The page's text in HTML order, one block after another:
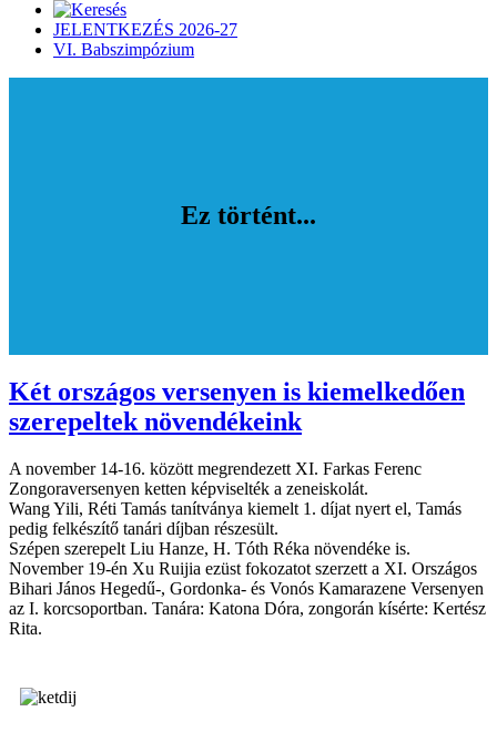
JELENTKEZÉS 2026-27
VI. Babszimpózium
Ez történt...
Két országos versenyen is kiemelkedően
szerepeltek növendékeink
A november 14-16. között megrendezett XI. Farkas Ferenc
Zongoraversenyen ketten képviselték a zeneiskolát.
Wang Yili, Réti Tamás tanítványa kiemelt 1. díjat nyert el, Tamás
pedig felkészítő tanári díjban részesült.
Szépen szerepelt Liu Hanze, H. Tóth Réka növendéke is.
November 19-én Xu Ruijia ezüst fokozatot szerzett a XI. Országos
Bihari János Hegedű-, Gordonka- és Vonós Kamarazene Versenyen
az I. korcsoportban. Tanára: Katona Dóra, zongorán kísérte: Kertész
Rita.